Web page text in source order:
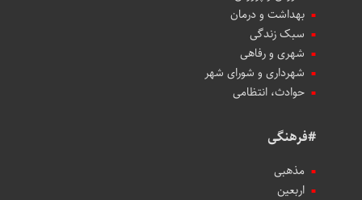
بهداشت و درمان
سبک زندگی
شهری و رفاهی
شهرداری و شورای شهر
حوادث، انتظامی
#فرهنگی
مذهبی
اربعین